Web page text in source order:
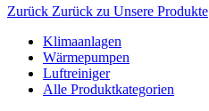
Zurück Zurück zu Unsere Produkte
Klimaanlagen
Wärmepumpen
Luftreiniger
Alle Produktkategorien